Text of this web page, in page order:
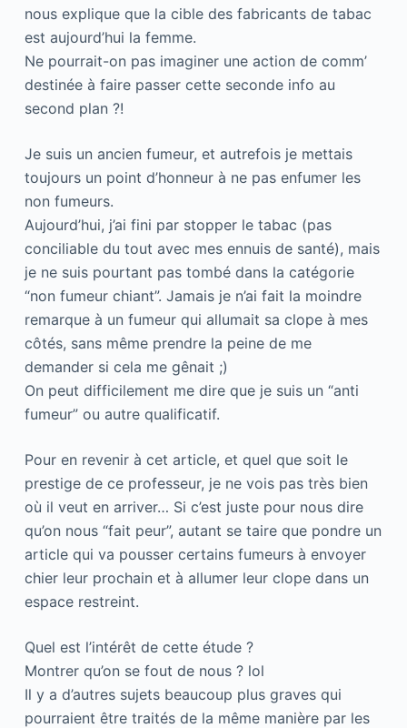
nous explique que la cible des fabricants de tabac
est aujourd’hui la femme.
Ne pourrait-on pas imaginer une action de comm’
destinée à faire passer cette seconde info au
second plan ?!
Je suis un ancien fumeur, et autrefois je mettais
toujours un point d’honneur à ne pas enfumer les
non fumeurs.
Aujourd’hui, j’ai fini par stopper le tabac (pas
conciliable du tout avec mes ennuis de santé), mais
je ne suis pourtant pas tombé dans la catégorie
“non fumeur chiant”. Jamais je n’ai fait la moindre
remarque à un fumeur qui allumait sa clope à mes
côtés, sans même prendre la peine de me
demander si cela me gênait ;)
On peut difficilement me dire que je suis un “anti
fumeur” ou autre qualificatif.
Pour en revenir à cet article, et quel que soit le
prestige de ce professeur, je ne vois pas très bien
où il veut en arriver… Si c’est juste pour nous dire
qu’on nous “fait peur”, autant se taire que pondre un
article qui va pousser certains fumeurs à envoyer
chier leur prochain et à allumer leur clope dans un
espace restreint.
Quel est l’intérêt de cette étude ?
Montrer qu’on se fout de nous ? lol
Il y a d’autres sujets beaucoup plus graves qui
pourraient être traités de la même manière par les